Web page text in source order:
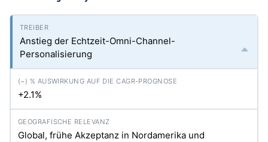
Anstieg der Echtzeit-Omni-Channel-
Personalisierung
+2.1%
Global, frühe Akzeptanz in Nordamerika und